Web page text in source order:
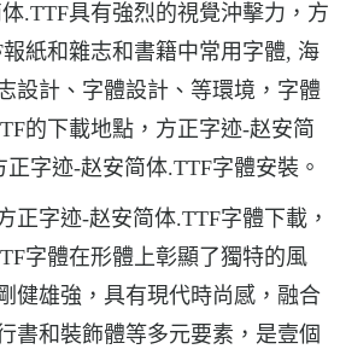
.TTF具有強烈的視覺沖擊力，方
紙和雜志和書籍中常用字體, 海
設計、字體設計、等環境，字體
的下載地點，方正字迹-赵安简
字迹-赵安简体.TTF字體安裝。
正字迹-赵安简体.TTF字體下載，
字體在形體上彰顯了獨特的風
健雄強，具有現代時尚感，融合
書和裝飾體等多元要素，是壹個